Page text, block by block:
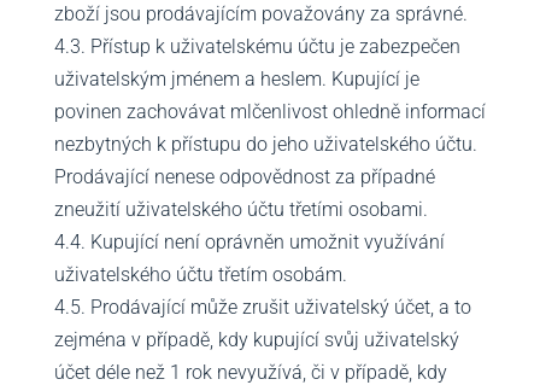
zboží jsou prodávajícím považovány za správné.
4.3. Přístup k uživatelskému účtu je zabezpečen
uživatelským jménem a heslem. Kupující je
povinen zachovávat mlčenlivost ohledně informací
nezbytných k přístupu do jeho uživatelského účtu.
Prodávající nenese odpovědnost za případné
zneužití uživatelského účtu třetími osobami.
4.4. Kupující není oprávněn umožnit využívání
uživatelského účtu třetím osobám.
4.5. Prodávající může zrušit uživatelský účet, a to
zejména v případě, kdy kupující svůj uživatelský
účet déle než 1 rok nevyužívá, či v případě, kdy